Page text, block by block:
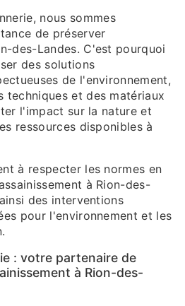
nous sommes
de préserver
des-Landes. C'est pourquoi
des solutions
de l'environnement,
et des matériaux
l'impact sur la nature et
ressources disponibles à
à respecter les normes en
à Rion-des-
des interventions
pour l'environnement et les
: votre partenaire de
à Rion-des-